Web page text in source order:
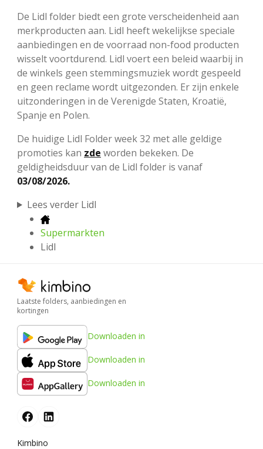
De Lidl folder biedt een grote verscheidenheid aan
merkproducten aan. Lidl heeft wekelijkse speciale
aanbiedingen en de voorraad non-food producten
wisselt voortdurend. Lidl voert een beleid waarbij in
de winkels geen stemmingsmuziek wordt gespeeld
en geen reclame wordt uitgezonden. Er zijn enkele
uitzonderingen in de Verenigde Staten, Kroatië,
Spanje en Polen.
De huidige Lidl Folder week 32 met alle geldige
promoties kan zde worden bekeken. De
geldigheidsduur van de Lidl folder is vanaf
03/08/2026.
Lees verder Lidl
Supermarkten
Lidl
Laatste folders, aanbiedingen en
kortingen
Downloaden in
Downloaden in
Downloaden in
Kimbino